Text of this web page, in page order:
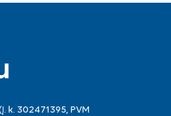
k. 302471395, PVM